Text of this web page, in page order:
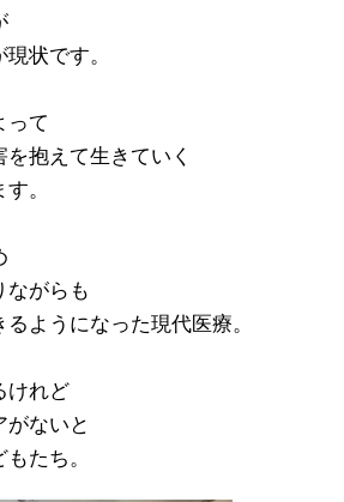
状です。
って
抱えて生きていく
。
ながらも
ようになった現代医療。
けれど
がないと
たち。